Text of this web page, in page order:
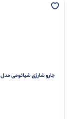
جارو شارژی شیائومی مدل G30 Max